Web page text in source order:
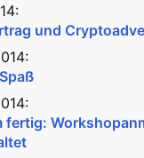
und
fertig: